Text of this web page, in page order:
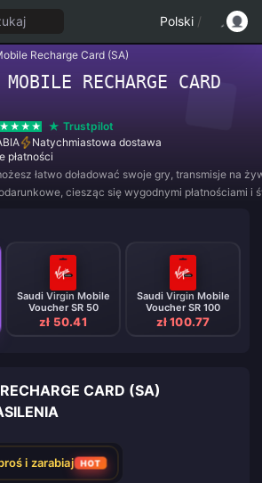
Polski /
Recharge Card (SA)
RECHARGE CARD
Trustpilot
Natychmiastowa dostawa
płatności
łatwo doładować swoje gry, transmisje na
ciesząc się wygodnymi płatnościami i
Saudi Virgin Mobile
Voucher SR 50
zł 50.41
Saudi Virgin Mobile
Voucher SR 100
zł 100.77
CARD (SA)
i zarabiaj HOT